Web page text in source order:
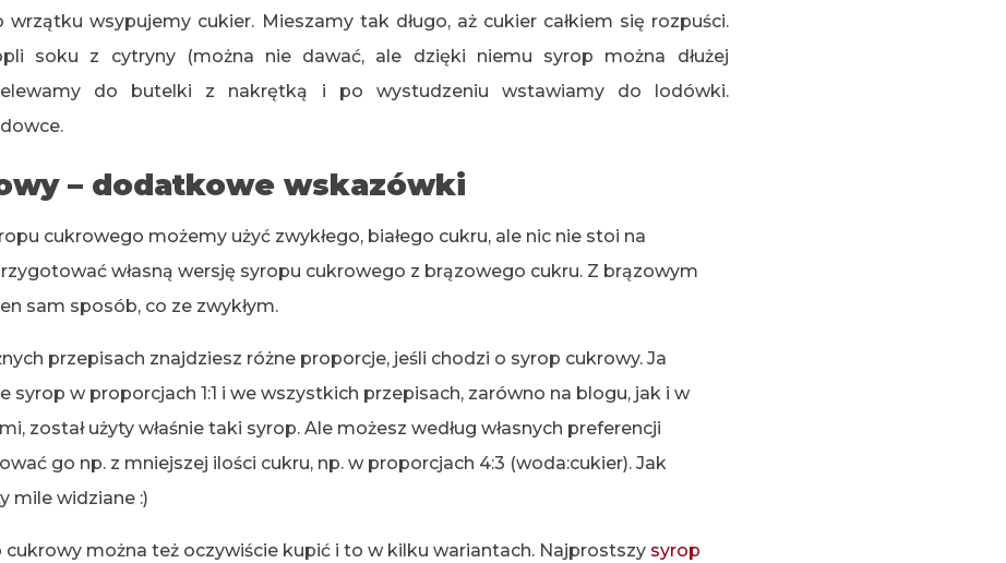
wsypujemy cukier. Mieszamy tak długo, aż cukier całkiem się rozpuści.
soku z cytryny (można nie dawać, ale dzięki niemu syrop można dłużej
do butelki z nakrętką i po wystudzeniu wstawiamy do lodówki.
– dodatkowe wskazówki
cukrowego możemy użyć zwykłego, białego cukru, ale nic nie stoi na
własną wersję syropu cukrowego z brązowego cukru. Z brązowym
sam sposób, co ze zwykłym.
przepisach znajdziesz różne proporcje, jeśli chodzi o syrop cukrowy. Ja
syrop w proporcjach 1:1 i we wszystkich przepisach, zarówno na blogu, jak i w
został użyty właśnie taki syrop. Ale możesz według własnych preferencji
go np. z mniejszej ilości cukru, np. w proporcjach 4:3 (woda:cukier). Jak
mile widziane :)
cukrowy można też oczywiście kupić i to w kilku wariantach. Najprostszy syrop